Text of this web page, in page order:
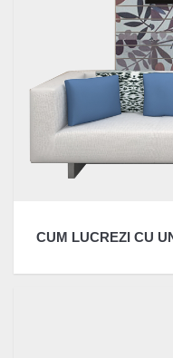
CUM LUCREZI CU